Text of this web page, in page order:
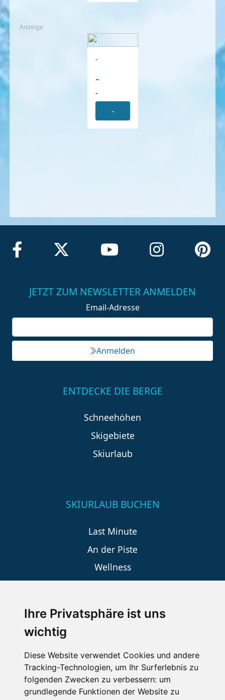
Ihre Privatsphäre ist uns
wichtig
Diese Website verwendet Cookies und andere
Tracking-Technologien, um Ihr Surferlebnis zu
folgenden Zwecken zu verbessern: um
grundlegende Funktionen der Website zu
Anzeige
-
-
-
-
JETZT ZUM NEWSLETTER ANMELDEN
Email-Adresse
Anmelden
ENTDECKE DIE BERGE
Schneehöhen
Skigebiete
Skiurlaub
SKIURLAUB BUCHEN
Last Minute
An der Piste
Wellness
SCHNEEHÖHEN SKI APP
Die Schneehoehen Ski APP für iOS und Android - Ein
Muss für alle Wintersportler und Schneefreaks!